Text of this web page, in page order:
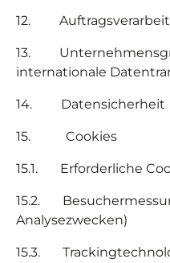
12.
13.
internationale
14. Datensicherheit
15. Cookies
15.1. Erforderliche
15.2.
Analysezwecken)
15.3.